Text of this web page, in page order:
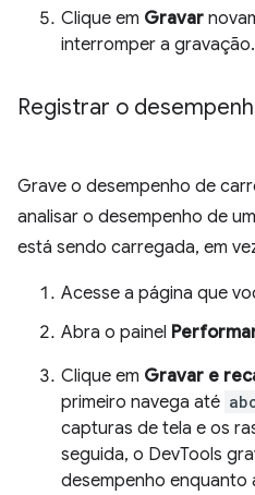
Clique em Gravar
interromper a gravação.
Registrar o
Grave o desempenho de
analisar o desempenho de
está sendo carregada, em
Acesse a página que
Abra o painel
Clique em Gravar e
primeiro navega até
capturas de tela e os
seguida, o DevTools
desempenho enquanto